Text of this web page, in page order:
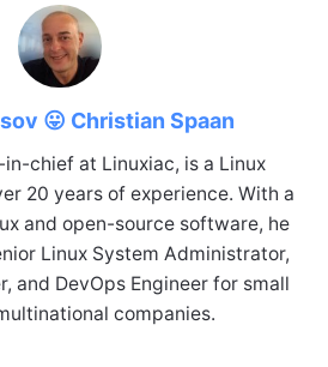
😛 Christian Spaan
chief at Linuxiac, is a Linux
20 years of experience. With a
and open-source software, he
Linux System Administrator,
and DevOps Engineer for small
companies.